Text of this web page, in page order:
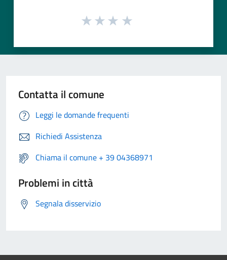
Contatta il comune
Leggi le domande frequenti
Richiedi Assistenza
Chiama il comune + 39 04368971
Problemi in città
Segnala disservizio